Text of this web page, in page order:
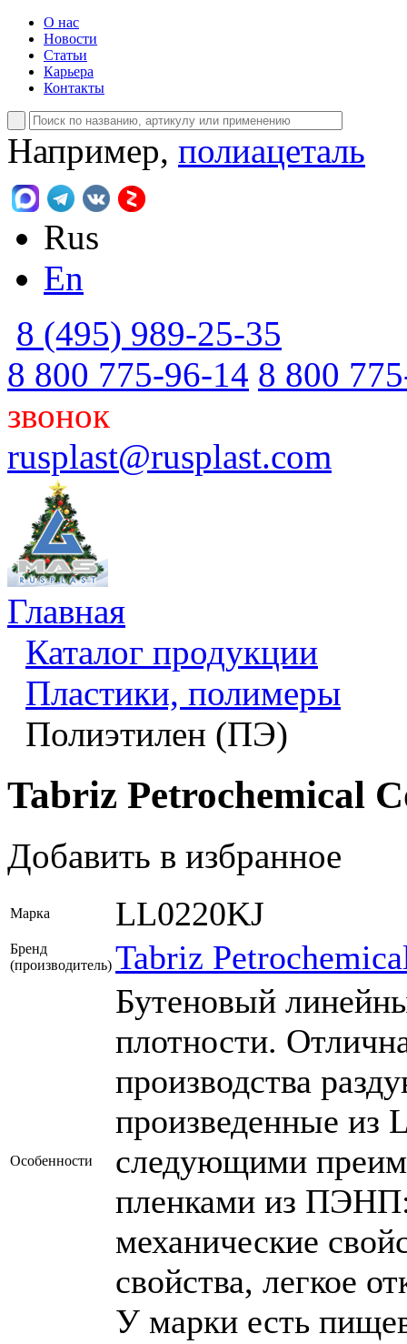
О нас
Новости
Статьи
Карьера
Контакты
Например, полиацеталь
Rus
En
8 (495) 989-25-35
8 800 775-96-14 8 800
звонок
rusplast@rusplast.com
Главная
Каталог продукции
Пластики, полимеры
Полиэтилен (ПЭ)
Tabriz Petrochemical
Добавить в избранное
Марка LL0220KJ
Бренд
(производитель) Tabriz
Особенности
Бутеновый
плотности.
производства
произведенные из
следующими
пленками из
механические
свойства, легкое
У марки есть